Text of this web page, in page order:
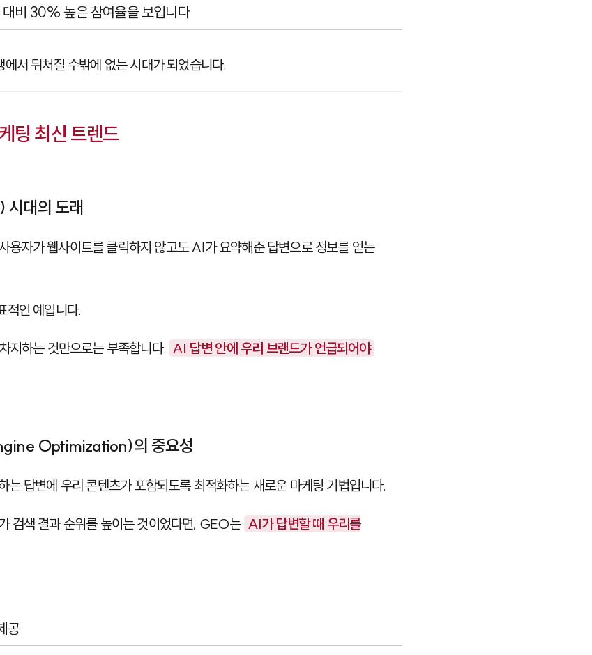
대비 30% 높은 참여율을 보입니다
서 뒤처질 수밖에 없는 시대가 되었습니다.
팅 최신 트렌드
대의 도래
용자가 웹사이트를 클릭하지 않고도 AI가 요약해준 답변으로 정보를 얻는
인 예입니다.
지하는 것만으로는 부족합니다. AI 답변 안에 우리 브랜드가 언급되어야
Optimization)의 중요성
는 답변에 우리 콘텐츠가 포함되도록 최적화하는 새로운 마케팅 기법입니다.
검색 결과 순위를 높이는 것이었다면, GEO는 AI가 답변할 때 우리를
공